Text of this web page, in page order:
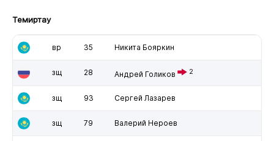
Темиртау
вр 35 Никита Бояркин
зщ 28 Андрей Голиков 2
зщ 93 Сергей Лазарев
зщ 79 Валерий Нероев